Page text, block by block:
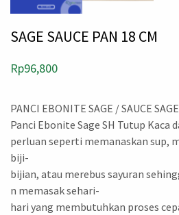
SAGE SAUCE PAN 18 CM
Rp96,800
PANCI EBONITE SAGE / SAUCE
Panci Ebonite Sage SH Tutup Kaca
perluan seperti memanaskan sup,
biji-
bijian, atau merebus sayuran
n memasak sehari-
hari yang membutuhkan proses